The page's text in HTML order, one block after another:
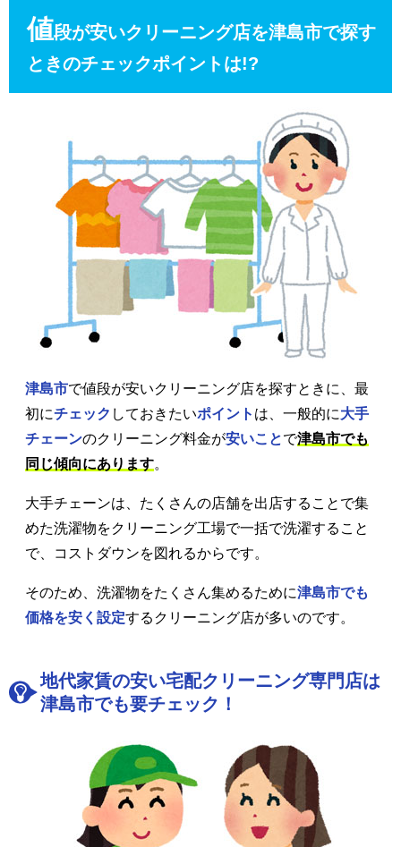
値段が安いクリーニング店を津島市で探す
ときのチェックポイントは!?
津島市で値段が安いクリーニング店を探すときに、最
初にチェック しておきたいポイント は、一般的に大手
チェーンのクリーニング料金が安いことで津島市でも
同じ傾向にあります。
大手チェーンは、たくさんの店舗を出店することで集
めた洗濯物をクリーニング工場で一括で洗濯すること
で、コストダウンを図れるからです。
そのため、洗濯物をたくさん集めるために津島市でも
価格を安く設定するクリーニング店が多いのです。
地代家賃の安い宅配クリーニング専門店は
津島市でも要チェック！